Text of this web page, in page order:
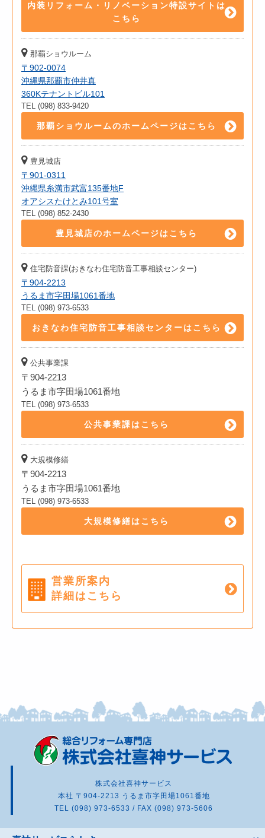
内装リフォーム・リノベーション特設サイトは
こちら
那覇ショウルーム
〒902-0074
沖縄県那覇市仲井真
360Kテナントビル101
TEL (098) 833-9420
那覇ショウルームのホームページはこちら
豊見城店
〒901-0311
沖縄県糸満市武富135番地F
オアシスたけとみ101号室
TEL (098) 852-2430
豊見城店のホームページはこちら
住宅防音課(おきなわ住宅防音工事相談センター)
〒904-2213
うるま市字田場1061番地
TEL (098) 973-6533
おきなわ住宅防音工事相談センターはこちら
公共事業課
〒904-2213
うるま市字田場1061番地
TEL (098) 973-6533
公共事業課はこちら
大規模修繕
〒904-2213
うるま市字田場1061番地
TEL (098) 973-6533
大規模修繕はこちら
営業所案内
詳細はこちら
株式会社喜神サービス
本社 〒904-2213 うるま市字田場1061番地
TEL (098) 973-6533 / FAX (098) 973-5606